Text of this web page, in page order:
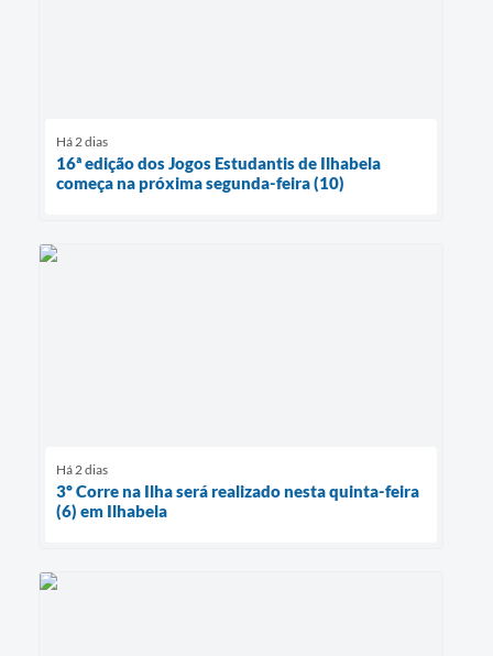
Há 2 dias
16ª edição dos Jogos Estudantis de Ilhabela
começa na próxima segunda-feira (10)
Há 2 dias
3º Corre na Ilha será realizado nesta quinta-feira
(6) em Ilhabela